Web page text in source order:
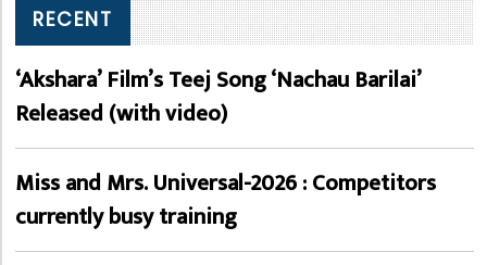
RECENT
‘Akshara’ Film’s Teej Song ‘Nachau Barilai’
Released (with video)
Miss and Mrs. Universal-2026 : Competitors
currently busy training